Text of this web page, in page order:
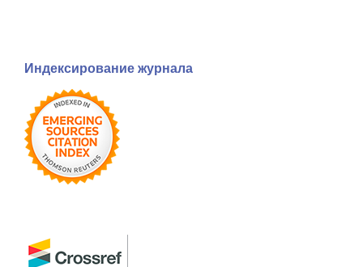
Индексирование журнала